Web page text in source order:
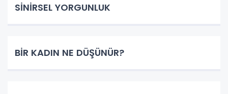
SİNİRSEL YORGUNLUK
BİR KADIN NE DÜŞÜNÜR?